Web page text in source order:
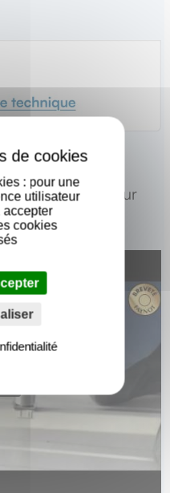
: Vis têtalu
TK12 laquée pour
nervurés sur
: pour une
utilisateur
accepter
cookies